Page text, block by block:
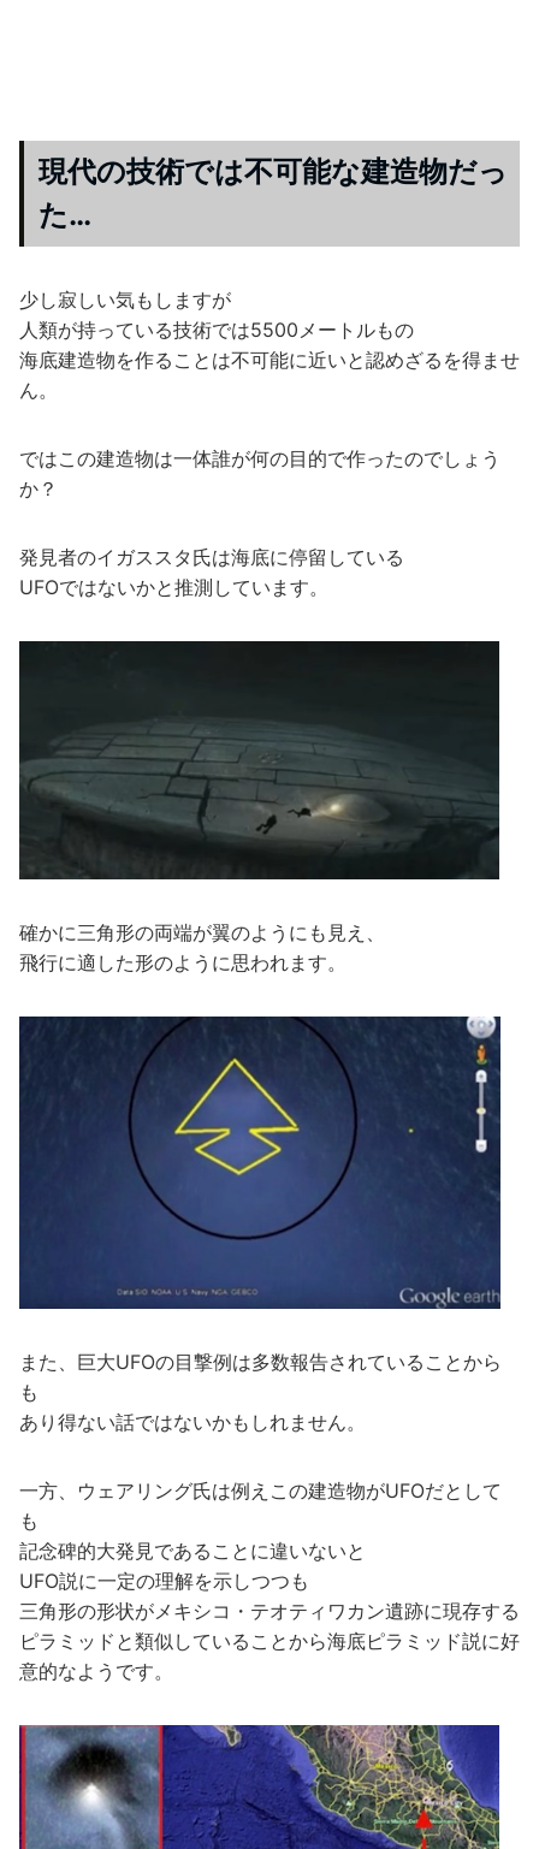
現代の技術では不可能な建造物だっ
た…
少し寂しい気もしますが
人類が持っている技術では5500メートルもの
海底建造物を作ることは不可能に近いと認めざるを得ませ
ん。
ではこの建造物は一体誰が何の目的で作ったのでしょう
か？
発見者のイガススタ氏は海底に停留している
UFOではないかと推測しています。
確かに三角形の両端が翼のようにも見え、
飛行に適した形のように思われます。
また、巨大UFOの目撃例は多数報告されていることから
も
あり得ない話ではないかもしれません。
一方、ウェアリング氏は例えこの建造物がUFOだとして
も
記念碑的大発見であることに違いないと
UFO説に一定の理解を示しつつも
三角形の形状がメキシコ・テオティワカン遺跡に現存する
ピラミッドと類似していることから海底ピラミッド説に好
意的なようです。